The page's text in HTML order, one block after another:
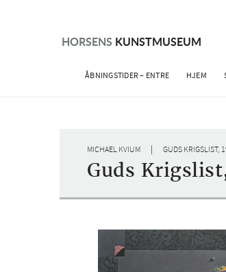
HORSENS KUNSTMUSEUM
ÅBNINGSTIDER – ENTRE HJEM
MICHAEL KVIUM | GUDS KRIGSLIST,
Guds